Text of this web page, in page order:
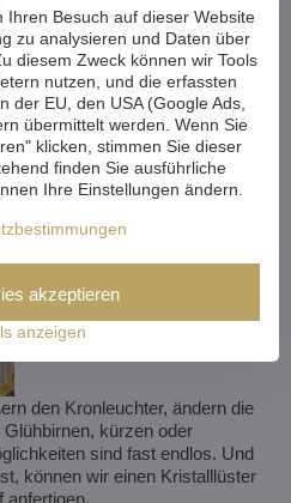
den Kronleuchter, ändern die
kürzen oder
sind fast endlos. Und
können wir einen Kristalllüster
anfertigen.
Ihren Besuch auf dieser Website
zu analysieren und Daten über
diesem Zweck können wir Tools
nutzen, und die erfassten
der EU, den USA (Google Ads,
übermittelt werden. Wenn Sie
klicken, stimmen Sie dieser
finden Sie ausführliche
Ihre Einstellungen ändern.
anzeigen
akzeptieren